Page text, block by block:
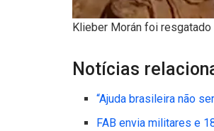
Klieber Morán foi
Notícias
“Ajuda brasileira não
FAB envia militares e